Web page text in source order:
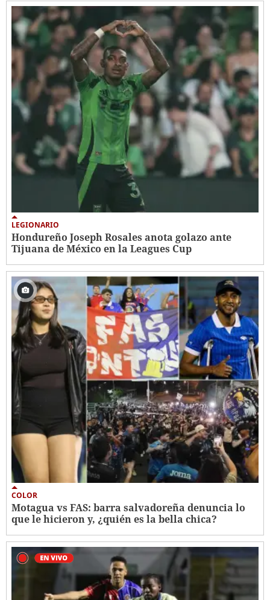
LEGIONARIO
Hondureño Joseph Rosales anota golazo ante
Tijuana de México en la Leagues Cup
COLOR
Motagua vs FAS: barra salvadoreña denuncia lo
que le hicieron y, ¿quién es la bella chica?